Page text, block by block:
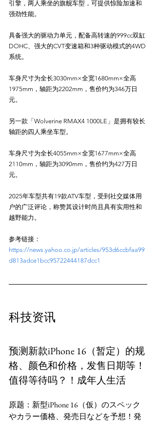
引擎，两人乘坐的旗舰车型，可提供惊险加速和
强劲性能。
具备强大的驱动力单元，配备高转速的999cc双缸
DOHC、强大的CVT变速箱和3种驱动模式的4WD
系统。
车身尺寸为全长3030mm×全宽1680mm×全高
1975mm，轴距为2202mm，售价约为346万日
元。
另一款「Wolverine RMAX4 1000LE」是拥有较长
轴距的四人乘坐车型。
车身尺寸为全长4055mm×全宽1677mm×全高
2110mm，轴距为3090mm，售价约为427万日
元。
2025年车型共有19款ATV车型，受到社交媒体用
户的广泛评论，称赞其设计时尚且具有实用性和
参考链接：
https://news.yahoo.co.jp/articles/953d6ccbfaa99
d813adce1bcc95722444187dcc1
预测新款iPhone 16（暂定）的规
格、颜色和价格，发售日期等！
值得等待吗？！成年人生活
原题：新型iPhone 16（仮）のスペック
やカラー価格、発売日などを予想！発